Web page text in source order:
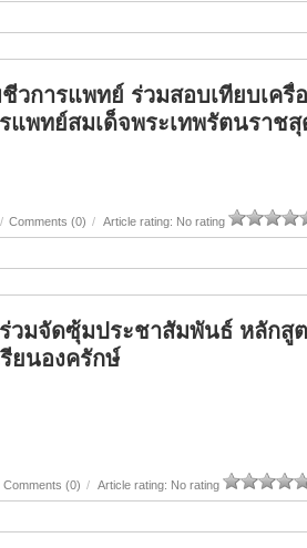
วการแพทย์ ร่วมสอบเทียบเครื่
พทย์สมเด็จพระเทพรัตนราชสุ
/ Comments (0) / Article rating: No rating
วมจัดซุ้มประชาสัมพันธ์ หลักสู
ยนองครักษ์
Comments (0) / Article rating: No rating